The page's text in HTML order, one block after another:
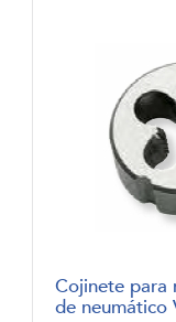
Cojinete para
de neumático